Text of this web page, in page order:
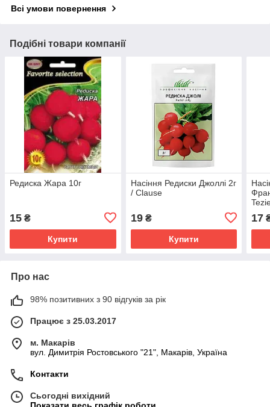
Всі умови повернення
Подібні товари компанії
Редиска Жара 10г
15 ₴
Купити
Насіння Редиски Джоллі 2г
/ Clause
19₴
Купити
17
Про нас
98% позитивних з 90 відгуків за рік
Працює з 25.03.2017
м. Макарів
вул. Димитрія Ростовського "21", Макарів, Україна
Контакти
Сьогодні вихідний